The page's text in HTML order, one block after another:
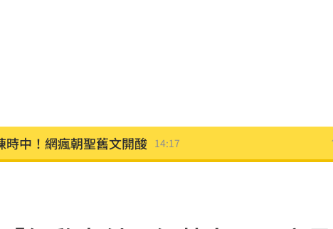
時中！網瘋朝聖舊文開酸 14:17
傳 台南青年打造通訊網